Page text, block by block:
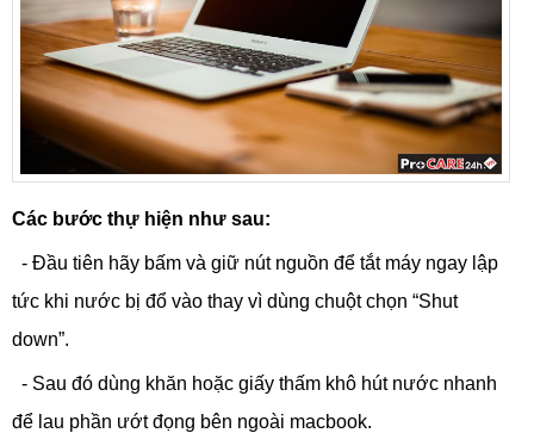
Các bước thự hiện như sau:
- Đầu tiên hãy bấm và giữ nút nguồn để tắt máy ngay lập
tức khi nước bị đổ vào thay vì dùng chuột chọn “Shut
down”.
- Sau đó dùng khăn hoặc giấy thấm khô hút nước nhanh
để lau phần ướt đọng bên ngoài macbook.